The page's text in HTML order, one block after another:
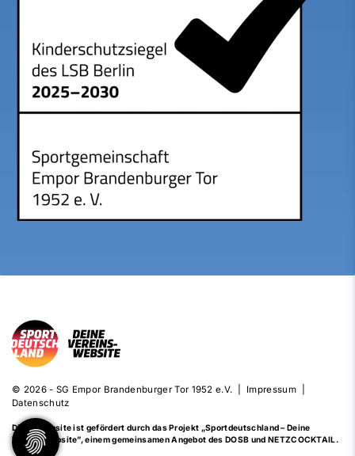
© 2026 - SG Empor Brandenburger Tor 1952 e.V. | Impressum|
Datenschutz
Diese Website ist gefördert durch das Projekt „Sportdeutschland – Deine
Vereinswebsite”, einem gemeinsamen Angebot des DOSB und NETZCOCKTAIL.